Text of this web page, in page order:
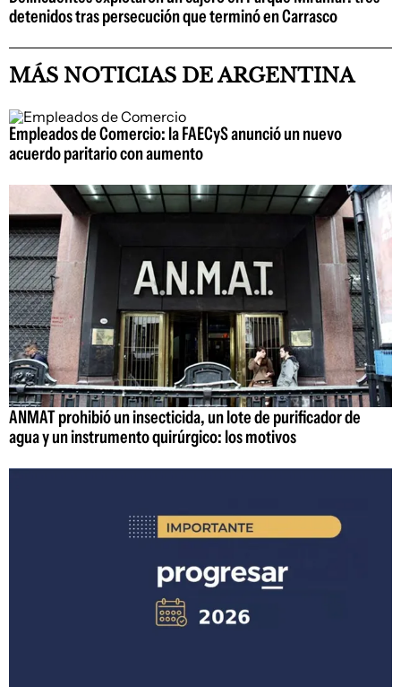
detenidos tras persecución que terminó en Carrasco
MÁS NOTICIAS DE ARGENTINA
Empleados de Comercio: la FAECyS anunció un nuevo
acuerdo paritario con aumento
ANMAT prohibió un insecticida, un lote de purificador de
agua y un instrumento quirúrgico: los motivos